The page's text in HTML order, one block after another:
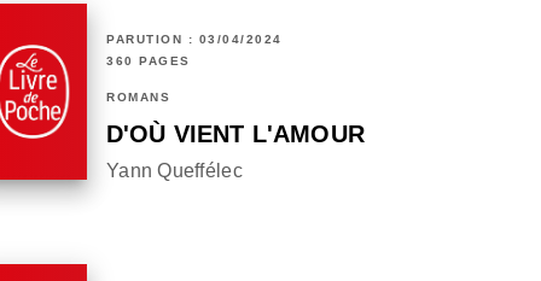
PARUTION : 03/04/2024
360 PAGES
ROMANS
D'OÙ VIENT L'AMOUR
Yann Queffélec